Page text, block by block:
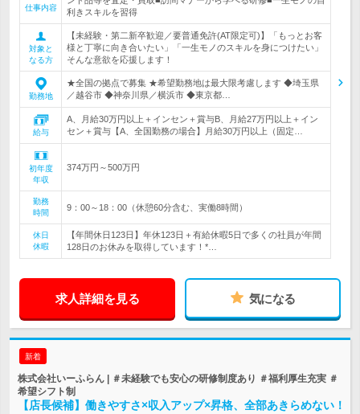
仕事内容
利きスキルを習得
対象と
なる方
【未経験・第二新卒歓迎／要普通免許(AT限定可)】「もっとお客
様と丁寧に向き合いたい」「一生モノのスキルを身につけたい」
そんな意欲を応援します！
勤務地
★全国の拠点で募集 ★希望勤務地は最大限考慮します ◆埼玉県
／越谷市 ◆神奈川県／横浜市 ◆東京都…
給与
A、月給30万円以上＋インセン＋賞与B、月給27万円以上＋イン
セン＋賞与【A、全国勤務の場合】月給30万円以上（固定…
初年度
年収
374万円～500万円
勤務
時間
9：00～18：00（休憩60分含む、実働8時間）
休日
休暇
【年間休日123日】年休123日＋有給休暇5日で多くの社員が年間
128日のお休みを取得しています！*…
求人詳細を見る 気になる
新着
株式会社いーふらん | ＃未経験でも安心の研修制度あり ＃福利厚生充実 ＃
希望シフト制
【店長候補】働きやすさ×収入アップ×昇格、全部あきらめない！